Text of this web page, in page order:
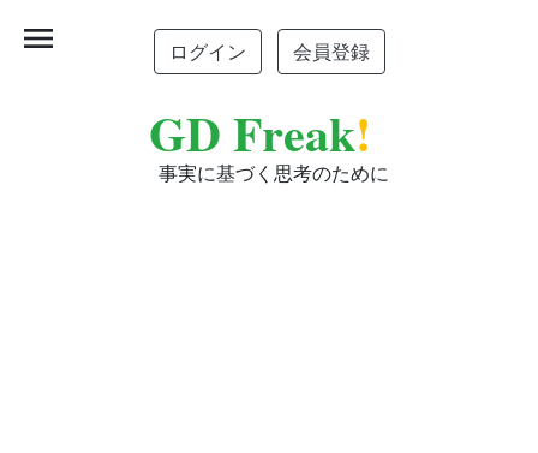
ログイン 会員登録
GD Freak!
事実に基づく思考のために
menu